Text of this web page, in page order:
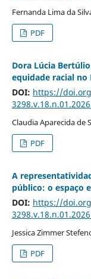
Fernanda Lima da
PDF
Dora Lúcia
equidade racial no
DOI: https://
Claudia Aparecida de
PDF
A
público: o espaço
DOI: https://
Jessica Zimmer
PDF